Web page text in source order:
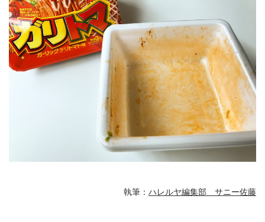
執筆： ハレルヤ編集部 サニー佐藤